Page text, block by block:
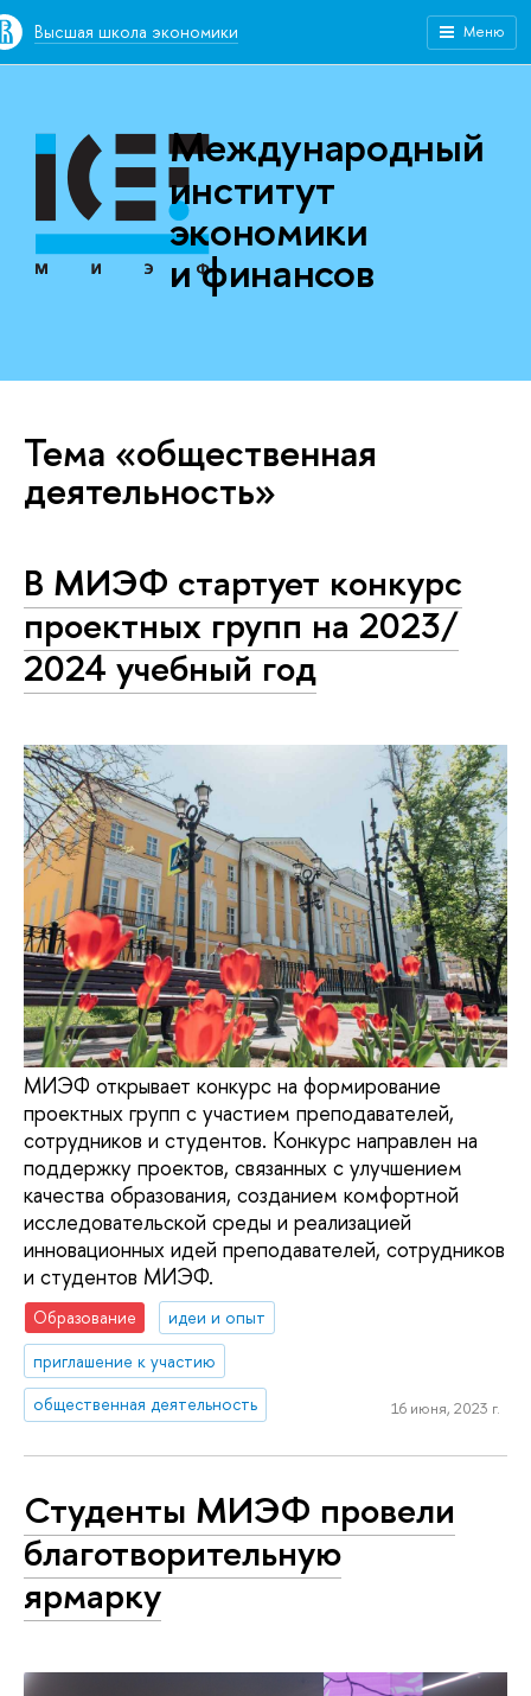
Высшая школа экономики Меню
Международный
институт
экономики
и финансов
Тема «общественная
деятельность»
В МИЭФ стартует конкурс
проектных групп на 2023/
2024 учебный год
МИЭФ открывает конкурс на формирование
проектных групп с участием преподавателей,
сотрудников и студентов. Конкурс направлен на
поддержку проектов, связанных с улучшением
качества образования, созданием комфортной
исследовательской среды и реализацией
инновационных идей преподавателей, сотрудников
и студентов МИЭФ.
Образование
идеи и опыт
приглашение к участию
общественная деятельность
16 июня, 2023 г.
Студенты МИЭФ провели
благотворительную
ярмарку